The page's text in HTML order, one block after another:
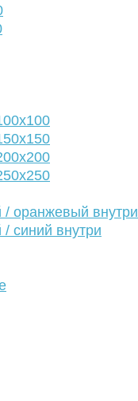
оранжевый внутри
синий внутри